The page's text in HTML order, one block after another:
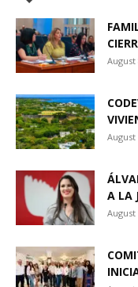
August
August
A LA
August